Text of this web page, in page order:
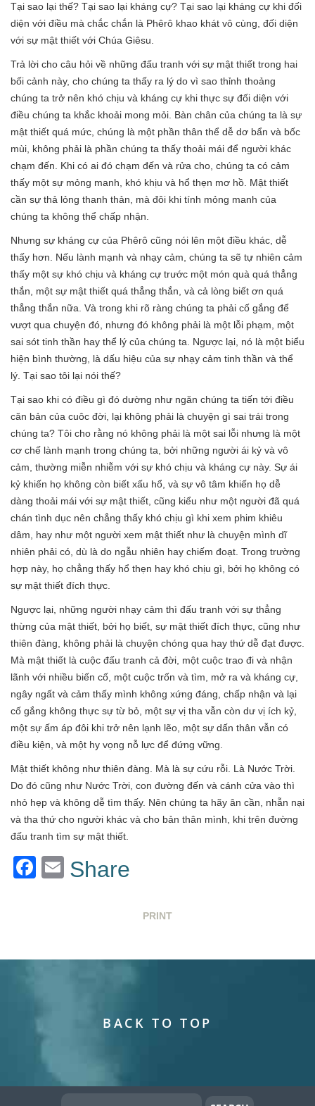
Tại sao lại thế? Tại sao lại kháng cự? Tại sao lại kháng cự khi đối
diện với điều mà chắc chắn là Phêrô khao khát vô cùng, đối diện
với sự mật thiết với Chúa Giêsu.
Trả lời cho câu hỏi về những đấu tranh với sự mật thiết trong hai
bối cảnh này, cho chúng ta thấy ra lý do vì sao thỉnh thoảng
chúng ta trở nên khó chịu và kháng cự khi thực sự đối diện với
điều chúng ta khắc khoải mong mỏi. Bàn chân của chúng ta là sự
mật thiết quá mức, chúng là một phần thân thể dễ dơ bẩn và bốc
mùi, không phải là phần chúng ta thấy thoải mái để người khác
chạm đến. Khi có ai đó chạm đến và rửa cho, chúng ta có cảm
thấy một sự mỏng manh, khó khịu và hổ thẹn mơ hồ. Mật thiết
cần sự thả lỏng thanh thản, mà đôi khi tính mỏng manh của
chúng ta không thể chấp nhận.
Nhưng sự kháng cự của Phêrô cũng nói lên một điều khác, dễ
thấy hơn. Nếu lành mạnh và nhạy cảm, chúng ta sẽ tự nhiên cảm
thấy một sự khó chịu và kháng cự trước một món quà quá thẳng
thắn, một sự mật thiết quá thẳng thắn, và cả lòng biết ơn quá
thẳng thắn nữa. Và trong khi rõ ràng chúng ta phải cố gắng để
vượt qua chuyện đó, nhưng đó không phải là một lỗi phạm, một
sai sót tinh thần hay thể lý của chúng ta. Ngược lại, nó là một biểu
hiện bình thường, là dấu hiệu của sự nhạy cảm tinh thần và thể
lý. Tại sao tôi lại nói thế?
Tại sao khi có điều gì đó dường như ngăn chúng ta tiến tới điều
căn bản của cuôc đời, lại không phải là chuyện gì sai trái trong
chúng ta? Tôi cho rằng nó không phải là một sai lỗi nhưng là một
cơ chế lành mạnh trong chúng ta, bởi những người ái kỷ và vô
cảm, thường miễn nhiễm với sự khó chịu và kháng cự này. Sự ái
kỷ khiến họ không còn biết xấu hổ, và sự vô tâm khiến họ dễ
dàng thoải mái với sự mật thiết, cũng kiểu như một người đã quá
chán tình dục nên chẳng thấy khó chịu gì khi xem phim khiêu
dâm, hay như một người xem mật thiết như là chuyện mình dĩ
nhiên phải có, dù là do ngẫu nhiên hay chiếm đoạt. Trong trường
hợp này, họ chẳng thấy hổ thẹn hay khó chịu gì, bởi họ không có
sự mật thiết đích thực.
Ngược lại, những người nhạy cảm thì đấu tranh với sự thẳng
thừng của mật thiết, bởi họ biết, sự mật thiết đích thực, cũng như
thiên đàng, không phải là chuyện chóng qua hay thứ dễ đạt được.
Mà mật thiết là cuộc đấu tranh cả đời, một cuộc trao đi và nhận
lãnh với nhiều biến cố, một cuộc trốn và tìm, mở ra và kháng cự,
ngây ngất và cảm thấy mình không xứng đáng, chấp nhận và lại
cố gắng không thực sự từ bỏ, một sự vị tha vẫn còn dư vị ích kỷ,
một sự ấm áp đôi khi trở nên lạnh lẽo, một sự dấn thân vẫn có
điều kiện, và một hy vọng nỗ lực để đứng vững.
Mật thiết không như thiên đàng. Mà là sự cứu rỗi. Là Nước Trời.
Do đó cũng như Nước Trời, con đường đến và cánh cửa vào thì
nhỏ hẹp và không dễ tìm thấy. Nên chúng ta hãy ân cần, nhẫn nại
và tha thứ cho người khác và cho bản thân mình, khi trên đường
đấu tranh tìm sự mật thiết.
Facebook
Email
Share
PRINT
BACK TO TOP